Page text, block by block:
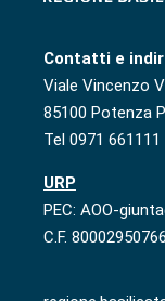
Contatti e
Viale Vincenzo
85100 Potenza
Tel 0971 661111
URP
PEC: AOO-
C.F. 80002950766